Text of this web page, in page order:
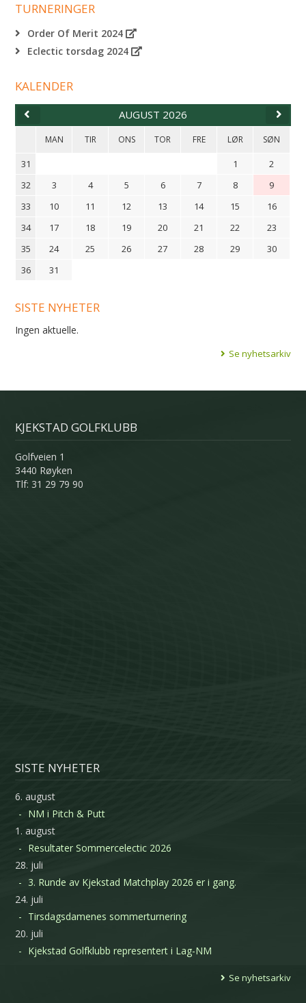
TURNERINGER
Order Of Merit 2024
Eclectic torsdag 2024
KALENDER
AUGUST 2026
MAN TIR ONS TOR FRE LØR SØN
31 1
2
32
3 4 5 6 7 8
9
33
10 11 12 13 14 15
16
34
17 18 19 20 21 22
23
35
24 25 26 27 28 29
30
36
31
SISTE NYHETER
Ingen aktuelle.
Se nyhetsarkiv
KJEKSTAD GOLFKLUBB
Golfveien 1
3440 Røyken
Tlf: 31 29 79 90
SISTE NYHETER
6. august
NM i Pitch & Putt
1. august
Resultater Sommercelectic 2026
28. juli
3. Runde av Kjekstad Matchplay 2026 er i gang.
24. juli
Tirsdagsdamenes sommerturnering
20. juli
Kjekstad Golfklubb representert i Lag-NM
Se nyhetsarkiv